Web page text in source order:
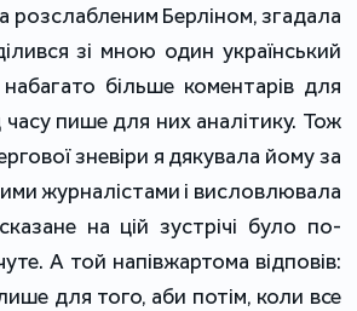
розслабленим Берліном, згадала
зі мною один український
більше коментарів для
часу пише для них аналітику. Тож
зневіри я дякувала йому за
журналістами і висловлювала
на цій зустрічі було по-
А той напівжартома відповів:
для того, аби потім, коли все